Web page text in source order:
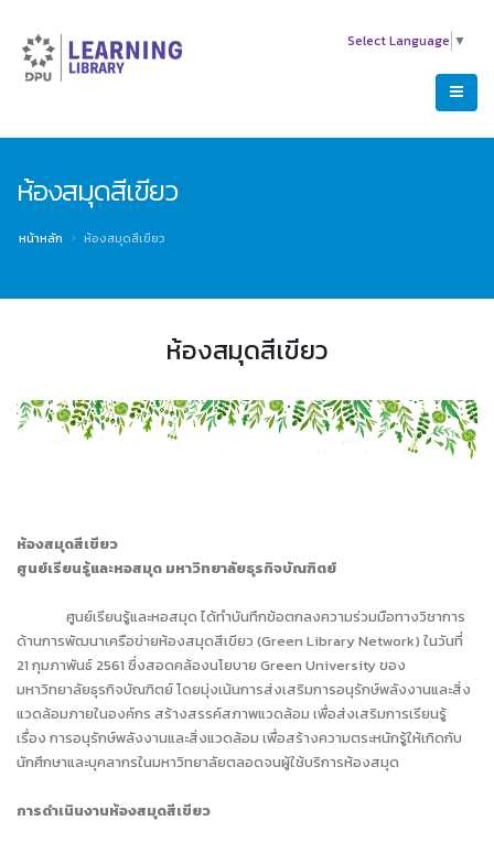
Select Language ▼
ห้องสมุดสีเขียว
หน้าหลัก ห้องสมุดสีเขียว
ห้องสมุดสีเขียว
ห้องสมุดสีเขียว
ศูนย์เรียนรู้และหอสมุด มหาวิทยาลัยธุรกิจบัณฑิตย์
ศูนย์เรียนรู้และหอสมุด ได้ทำบันทึกข้อตกลงความร่วมมือทางวิชาการ
ด้านการพัฒนาเครือข่ายห้องสมุดสีเขียว (Green Library Network) ในวันที่
21 กุมภาพันธ์ 2561 ซึ่งสอดคล้องนโยบาย Green University ของ
มหาวิทยาลัยธุรกิจบัณฑิตย์ โดยมุ่งเน้นการส่งเสริมการอนุรักษ์พลังงานและสิ่ง
แวดล้อมภายในองค์กร สร้างสรรค์สภาพแวดล้อม เพื่อส่งเสริมการเรียนรู้
เรื่อง การอนุรักษ์พลังงานและสิ่งแวดล้อม เพื่อสร้างความตระหนักรู้ให้เกิดกับ
นักศึกษาและบุคลากรในมหาวิทยาลัยตลอดจนผู้ใช้บริการห้องสมุด
การดำเนินงานห้องสมุดสีเขียว